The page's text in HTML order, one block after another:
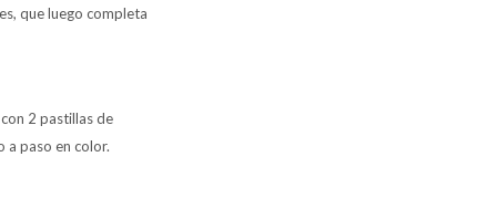
que luego completa
2 pastillas de
a paso en color.